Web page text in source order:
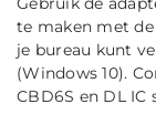
te maken met
je bureau kunt
(Windows 10).
CBD6S en DL